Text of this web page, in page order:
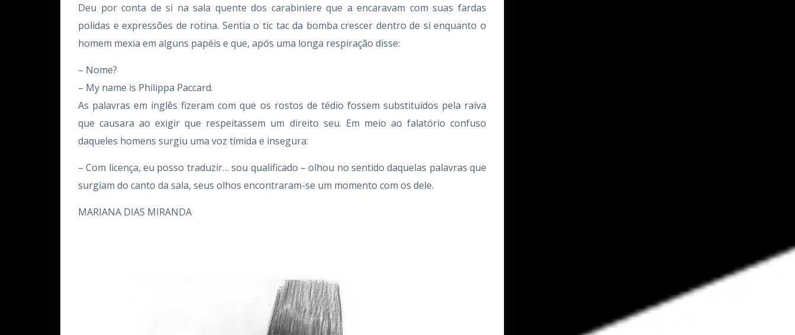
Deu por conta de si na sala quente dos carabiniere que a encaravam com suas fardas
polidas e expressões de rotina. Sentia o tic tac da bomba crescer dentro de si enquanto o
homem mexia em alguns papéis e que, após uma longa respiração disse:
– Nome?
– My name is Philippa Paccard.
As palavras em inglês fizeram com que os rostos de tédio fossem substituídos pela raiva
que causara ao exigir que respeitassem um direito seu. Em meio ao falatório confuso
daqueles homens surgiu uma voz tímida e insegura:
– Com licença, eu posso traduzir… sou qualificado – olhou no sentido daquelas palavras que
surgiam do canto da sala, seus olhos encontraram-se um momento com os dele.
MARIANA DIAS MIRANDA